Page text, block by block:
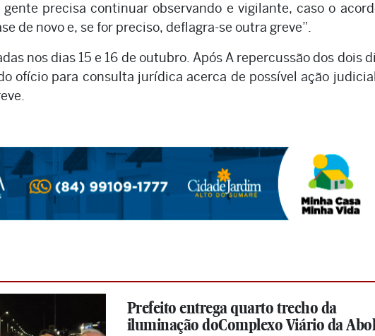
precisa continuar observando e vigilante, caso o
de novo e, se for preciso, deflagra-se outra greve”.
nos dias 15 e 16 de outubro. Após A repercussão dos dois
ofício para consulta jurídica acerca de possível ação
Prefeito entrega quarto trecho da
iluminação doComplexo Viário da